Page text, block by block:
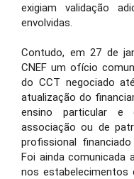
exigiam validação
envolvidas.
Contudo, em 27 de
CNEF um ofício
do CCT negociado
atualização do
ensino particular e
associação ou de
profissional
Foi ainda comunicada
nos